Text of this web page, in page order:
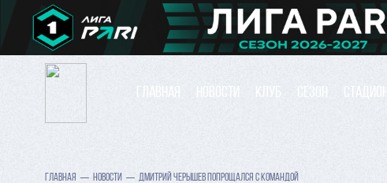
ГЛАВНАЯ НОВОСТИ КЛУБ СЕЗОН СТАДИОН
ГЛАВНАЯ НОВОСТИ ДМИТРИЙ ЧЕРЫШЕВ ПОПРОЩАЛСЯ С КОМАНДОЙ